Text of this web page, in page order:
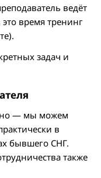
ведёт
время тренинг
задач и
— мы можем
в
бывшего СНГ.
также